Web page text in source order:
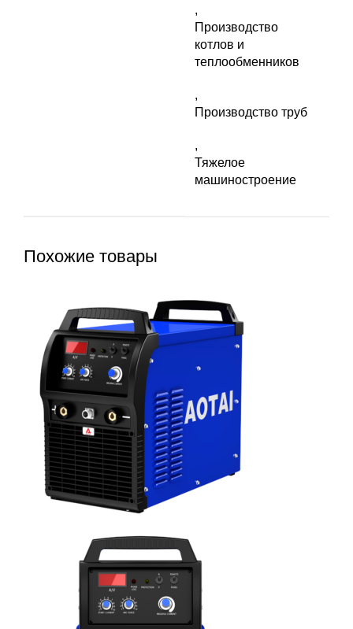
,
Производство
котлов и
теплообменников
,
Производство труб
,
Тяжелое
машиностроение
Похожие товары